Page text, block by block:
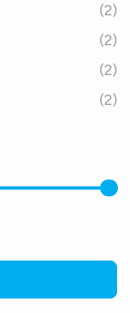
(2)
(2)
(2)
(2)